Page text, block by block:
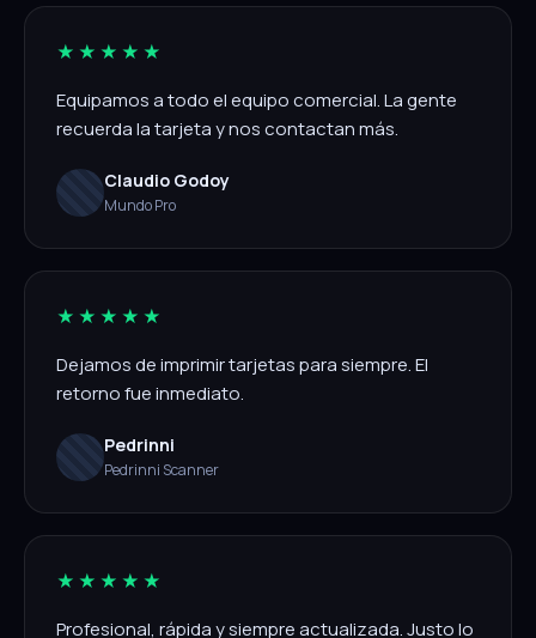
★★★★★
Equipamos a todo el equipo comercial. La gente
recuerda la tarjeta y nos contactan más.
Claudio Godoy
Mundo Pro
★★★★★
Dejamos de imprimir tarjetas para siempre. El
retorno fue inmediato.
Pedrinni
Pedrinni Scanner
★★★★★
Profesional, rápida y siempre actualizada. Justo lo